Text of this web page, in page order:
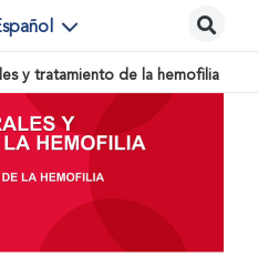
y tratamiento de la hemofilia